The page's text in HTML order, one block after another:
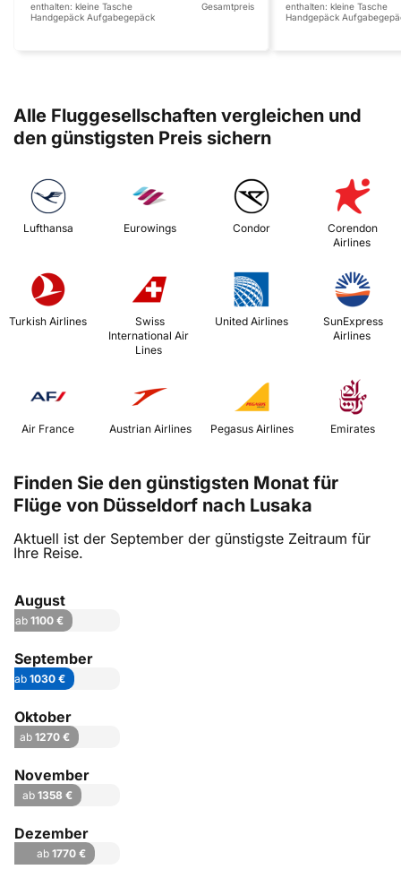
enthalten: kleine Tasche
Handgepäck Aufgabegepäck
Gesamtpreis enthalten: kleine Tasche
Handgepäck
Alle Fluggesellschaften vergleichen und
den günstigsten Preis sichern
Lufthansa Eurowings Condor
Corendon
Airlines
Turkish Airlines
International Air
Lines
United Airlines
Airlines
Air France Austrian Airlines Emirates
Finden Sie den günstigsten Monat für
Flüge von Düsseldorf nach Lusaka
Aktuell ist der September der günstigste Zeitraum für
Ihre Reise.
August
ab1100 €
September
ab 1030 €
Oktober
ab 1270 €
November
ab 1358 €
Dezember
ab 1770 €